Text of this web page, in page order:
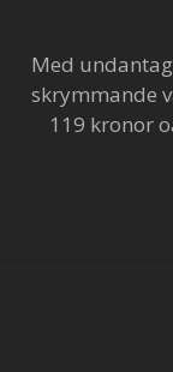
Med
skrymmande
119 kronor